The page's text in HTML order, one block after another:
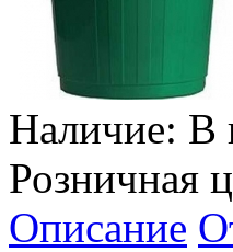
Наличие: В
Розничная
Описание